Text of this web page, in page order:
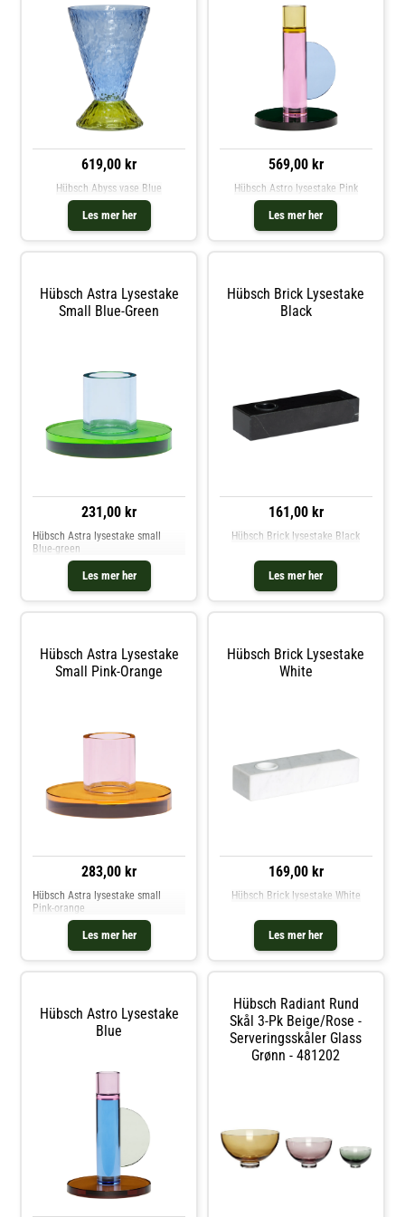
619,00 kr
Les mer her
Hübsch Abyss vase Blue
569,00 kr
Les mer her
Hübsch Astro lysestake Pink
Hübsch Astra Lysestake
Small Blue-Green
231,00 kr
Les mer her
Hübsch Astra lysestake small
Blue-green
Hübsch Brick Lysestake
Black
161,00 kr
Les mer her
Hübsch Brick lysestake Black
Hübsch Astra Lysestake
Small Pink-Orange
283,00 kr
Les mer her
Hübsch Astra lysestake small
Pink-orange
Hübsch Brick Lysestake
White
169,00 kr
Les mer her
Hübsch Brick lysestake White
Hübsch Astro Lysestake
Blue
Hübsch Radiant Rund
Skål 3-Pk Beige/rose -
Serveringsskåler Glass
Grønn - 481202